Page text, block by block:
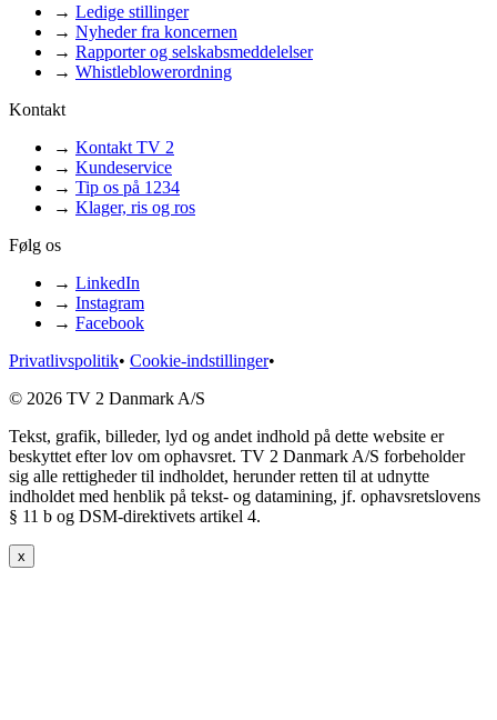
→ Ledige stillinger
→ Nyheder fra koncernen
→ Rapporter og selskabsmeddelelser
→ Whistleblowerordning
Kontakt
→ Kontakt TV 2
→ Kundeservice
→ Tip os på 1234
→ Klager, ris og ros
Følg os
→ LinkedIn
→ Instagram
→ Facebook
Privatlivspolitik• Cookie-indstillinger•
© 2026 TV 2 Danmark A/S
Tekst, grafik, billeder, lyd og andet indhold på dette website er
beskyttet efter lov om ophavsret. TV 2 Danmark A/S forbeholder
sig alle rettigheder til indholdet, herunder retten til at udnytte
indholdet med henblik på tekst- og datamining, jf. ophavsretslovens
§ 11 b og DSM-direktivets artikel 4.
x